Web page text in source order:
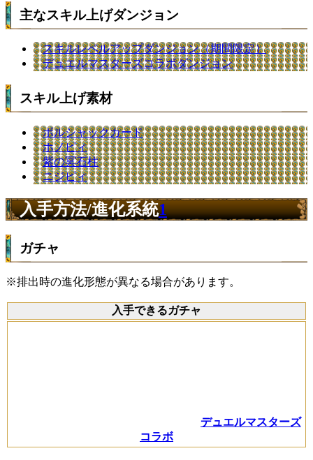
主なスキル上げダンジョン
スキルレベルアップダンジョン（期間限定）
デュエルマスターズコラボダンジョン
スキル上げ素材
ボルシャックカード
ホノピィ
紫の冥石柱
ニジピィ
入手方法/進化系統1
ガチャ
※排出時の進化形態が異なる場合があります。
入手できるガチャ
デュエルマスターズ
コラボ